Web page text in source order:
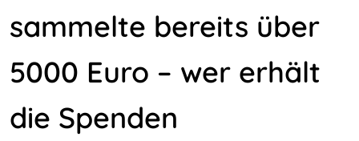
sammelte bereits über
5000 Euro – wer erhält
die Spenden